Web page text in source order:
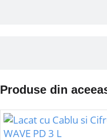
Produse din